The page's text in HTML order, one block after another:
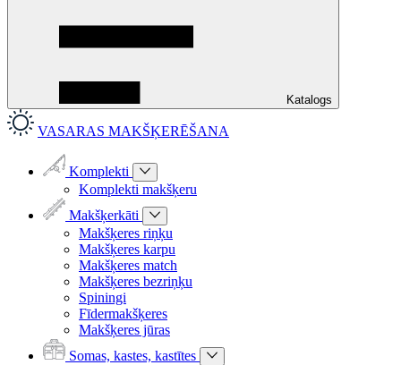
Katalogs
VASARAS MAKŠĶERĒŠANA
Komplekti
Komplekti makšķeru
Makšķerkāti
Makšķeres riņķu
Makšķeres karpu
Makšķeres match
Makšķeres bezriņķu
Spiningi
Fīdermakšķeres
Makšķeres jūras
Somas, kastes, kastītes